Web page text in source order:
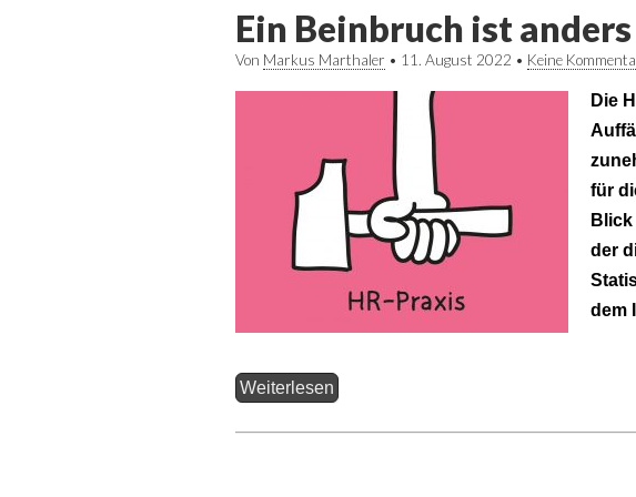
Ein Beinbruch ist anders
Von Markus Marthaler • 11. August 2022 • Keine
Die
für
der
dem
Weiterlesen